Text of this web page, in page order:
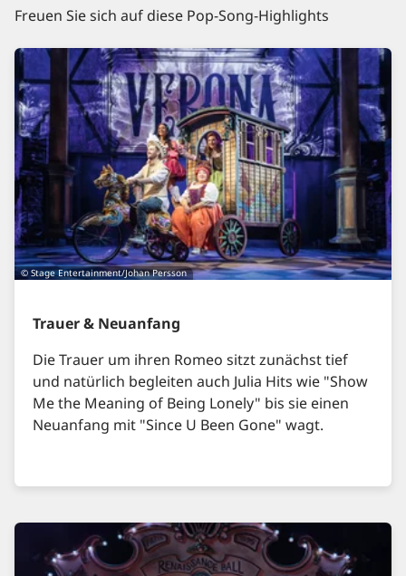
Freuen Sie sich auf diese Pop-Song-Highlights
© Stage Entertainment/Johan Persson
Trauer & Neuanfang
Die Trauer um ihren Romeo sitzt zunächst tief
und natürlich begleiten auch Julia Hits wie "Show
Me the Meaning of Being Lonely" bis sie einen
Neuanfang mit "Since U Been Gone" wagt.